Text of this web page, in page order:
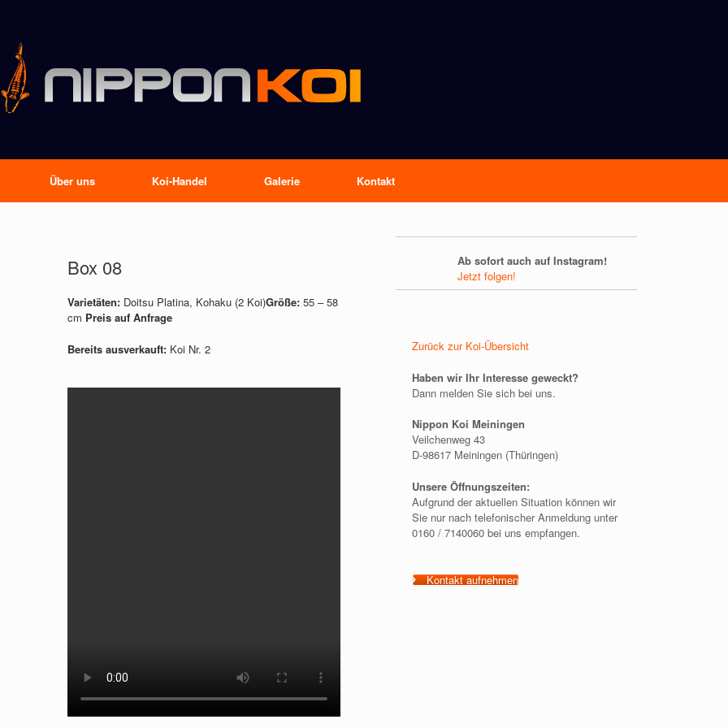
Über uns Koi-Handel Galerie Kontakt
Box 08
Varietäten:Doitsu Platina, Kohaku (2 Koi)Größe:55 – 58
cm Preis auf Anfrage
Bereits ausverkauft:Koi Nr. 2
Ab sofort auch auf Instagram!
Jetzt folgen!
Zurück zur Koi-Übersicht
Haben wir Ihr Interesse geweckt?
Dann melden Sie sich bei uns.
Nippon Koi Meiningen
Veilchenweg 43
D-98617 Meiningen (Thüringen)
Unsere Öffnungszeiten:
Aufgrund der aktuellen Situation können wir
Sie nur nach telefonischer Anmeldung unter
0160 / 7140060 bei uns empfangen.
Kontakt aufnehmen